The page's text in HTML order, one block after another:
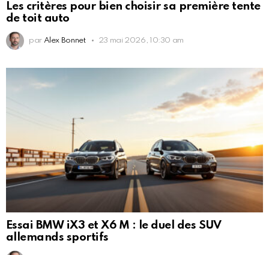
Les critères pour bien choisir sa première tente
de toit auto
par Alex Bonnet 23 mai 2026, 10:30 am
Essai BMW iX3 et X6 M : le duel des SUV
allemands sportifs